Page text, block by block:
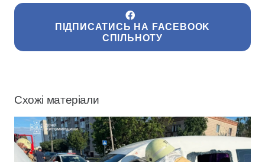
ПІДПИСАТИСЬ НА FACEBOOK
СПІЛЬНОТУ
Схожі матеріали